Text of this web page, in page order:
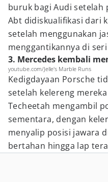
buruk bagi Audi setelah
Abt didiskualifikasi dari
setelah menggunakan
menggantikannya di seri
3. Mercedes kembali
youtube.com/Jelle's Marble Runs
Kedigdayaan Porsche
setelah kelereng
Techeetah mengambil
sementara, dengan
menyalip posisi jawara
bertahan hingga lap